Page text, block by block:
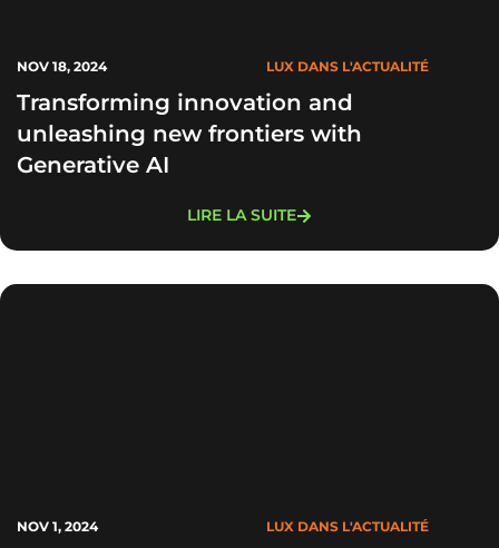
NOV 18, 2024 LUX DANS L'ACTUALITÉ
Transforming innovation and
unleashing new frontiers with
Generative AI
LIRE LA SUITE
NOV 1, 2024 LUX DANS L'ACTUALITÉ